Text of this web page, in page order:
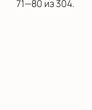
71—80 из 304.